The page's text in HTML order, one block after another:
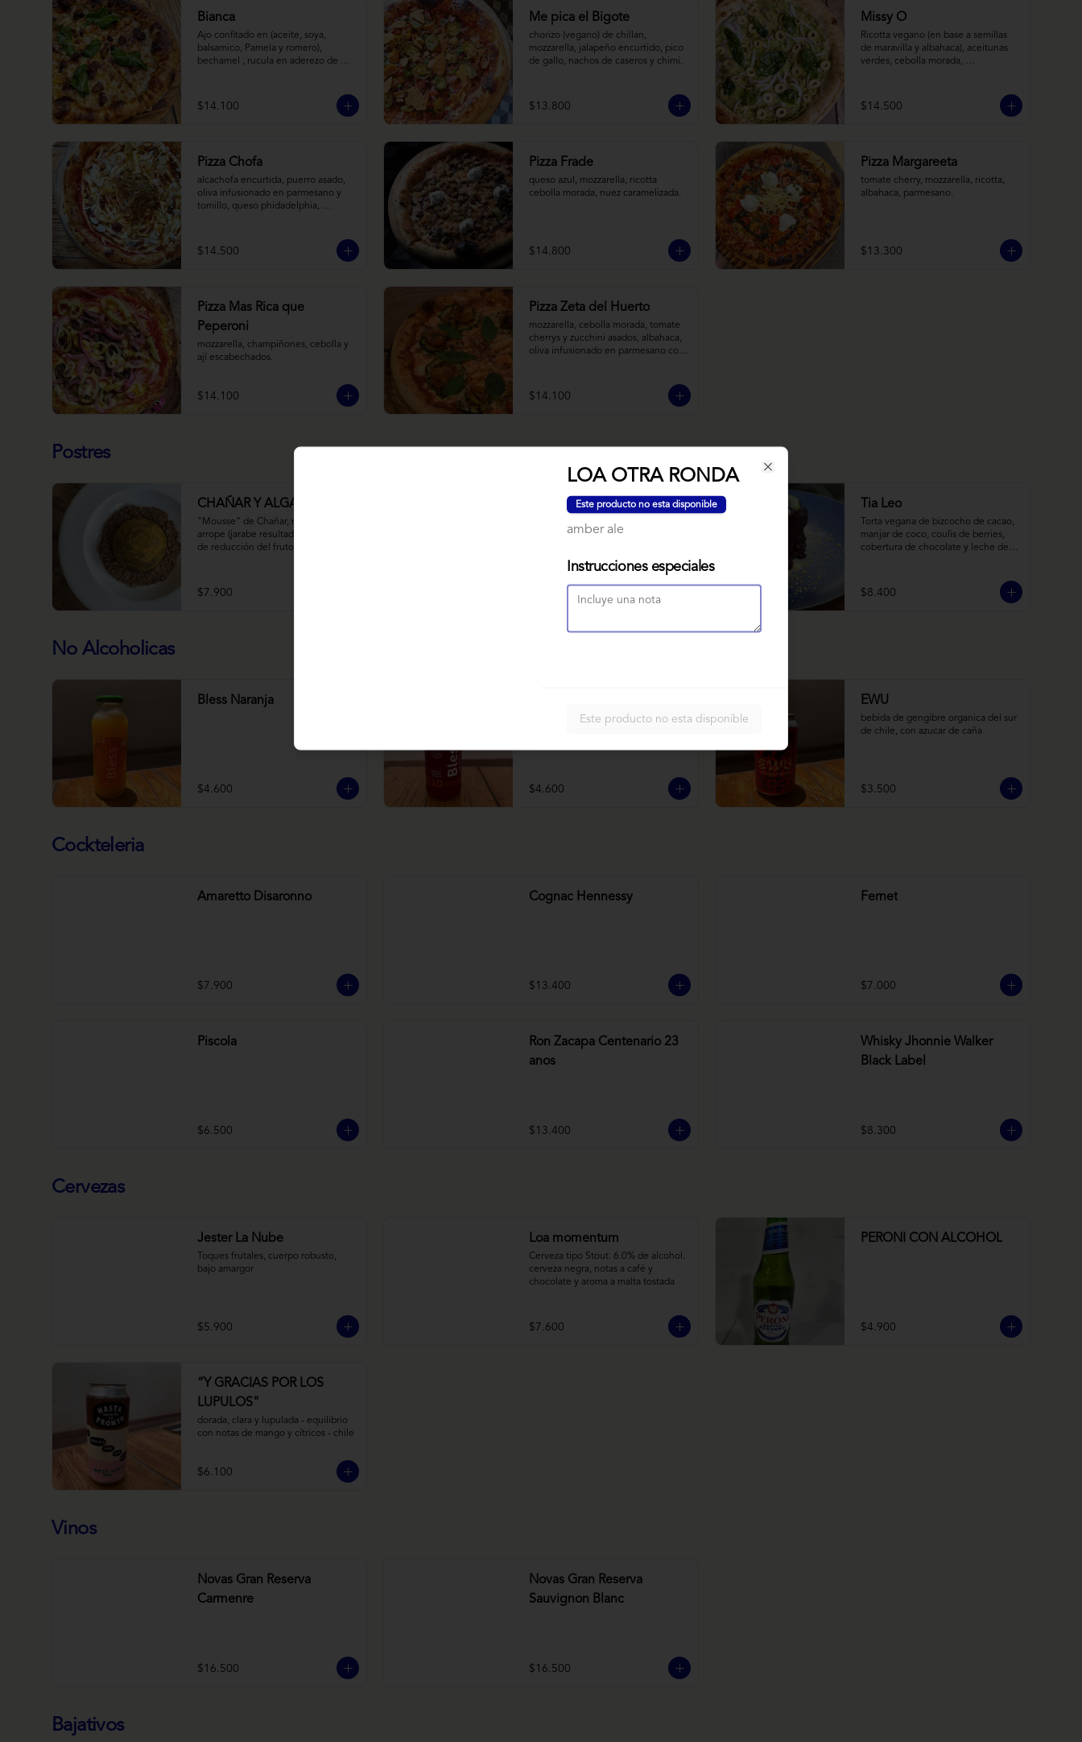
Bianca
Ajo confitado en (aceite, soya,
balsamico, Pamela y romero),
bechamel , rucula en aderezo de
$14.100
Me pica el Bigote
chorizo (vegano) de chillan,
mozzarella, jalapeño encurtido, pico
de gallo, nachos de caseros y chimi.
$13.800
Missy O
Ricotta vegano (en base a semillas
de maravilla y albahaca), aceitunas
verdes, cebolla morada,
$14.500
Pizza Chofa
alcachofa encurtida, puerro asado,
oliva infusionado en parmesano y
tomillo, queso phidadelphia,
$14.500
Pizza Frade
queso azul, mozzarella, ricotta
cebolla morada, nuez caramelizada.
$14.800
Pizza Margareeta
tomate cherry, mozzarella, ricotta,
albahaca, parmesano.
$13.300
Pizza Mas Rica que
Peperoni
mozzarella, champiñones, cebolla y
ají escabechados.
$14.100
Pizza Zeta del Huerto
mozzarella, cebolla morada, tomate
cherrys y zucchini asados, albahaca,
oliva infusionado en parmesano con
$14.100
Postres
CHAÑAR Y ALGARROBO
"Mousse” de Chañar, relleno de
arrope (jarabe resultado de 10 horas
de reducción del fruto y agua) de
chocolate amargo y cúrcuma, sobre
una tierra de harina de
$7.900
NUBE MISO
Bizcocho relleno de manjar miso,
servido sobre nido de fideos de arroz
teja de chocolate blanco y bañado
con mezcla tres leches tibia.
Tia Leo
Torta vegana de bizcocho de cacao,
manjar de coco, coulis de berries,
cobertura de chocolate y leche de
$8.400
No Alcoholicas
Bless Naranja
$4.600
Betarraga, manzana, zanahoria
$4.600
EWU
bebida de gengibre organica del sur
de chile, con azucar de caña
$3.500
Cockteleria
Amaretto Disaronno
$7.900
Cognac Hennessy
$13.400
Fernet
$7.000
Piscola
$6.500
Ron Zacapa Centenario 23
anos
$13.400
Whisky Jhonnie Walker
Black Label
$8.300
Cervezas
Jester La Nube
Toques frutales, cuerpo robusto,
bajo amargor
$5.900
Loa momentum
Cerveza tipo Stout. 6.0% de alcohol.
cerveza negra, notas a café y
chocolate y aroma a malta tostada
$7.600
PERONI CON ALCOHOL
$4.900
“Y GRACIAS POR LOS
LUPULOS"
dorada, clara y lupulada - equilibrio
con notas de mango y cítricos - chile
$6.100
Vinos
Novas Gran Reserva
Carmenre
$16.500
Novas Gran Reserva
Sauvignon Blanc
$16.500
Bajativos
LOA OTRA RONDA
Este producto no esta disponible
amber ale
Instrucciones especiales
Este producto no esta disponible
Close